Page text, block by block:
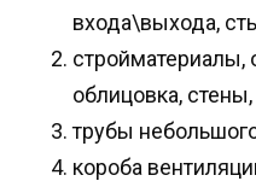
входа\выхода,
стройматериалы,
облицовка,
трубы
короба